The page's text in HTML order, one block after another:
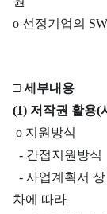
o 선정기업의
□ 세부내용
(1) 저작권 활용(
o 지원방식
- 간접지원방식
- 사업계획서
차에 따라